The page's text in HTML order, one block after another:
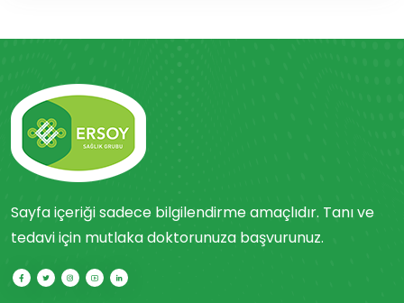
Sayfa içeriği sadece bilgilendirme amaçlıdır. Tanı ve
tedavi için mutlaka doktorunuza başvurunuz.